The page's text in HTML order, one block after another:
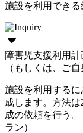
施設を利用でき
障害児支援利用
（もしくは、ご
施設を利用する
成します。方法
成の依頼を行う
ラン）